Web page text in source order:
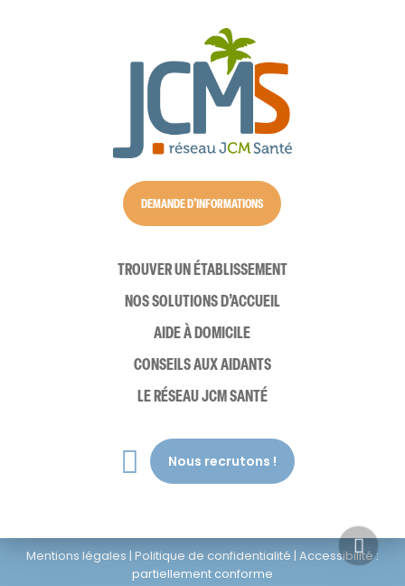
DEMANDE D'INFORMATIONS
TROUVER UN ÉTABLISSEMENT
NOS SOLUTIONS D’ACCUEIL
AIDE À DOMICILE
CONSEILS AUX AIDANTS
LE RÉSEAU JCM SANTÉ
Notre
facebook
Nous recrutons !
Mentions légales | Politique de confidentialité | Accessibilité :
partiellement conforme